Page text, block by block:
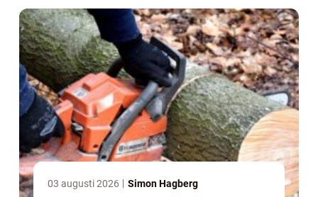
03 augusti 2026 Simon Hagberg